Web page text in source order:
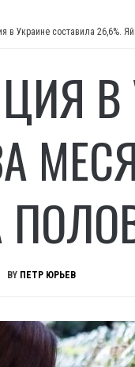
в Украине составила 26,6%.
В
BY ПЕТР ЮРЬЕВ